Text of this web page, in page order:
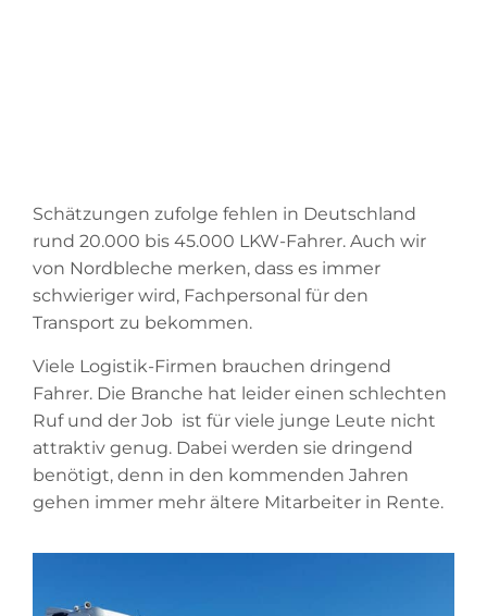
Schätzungen zufolge fehlen in Deutschland
rund 20.000 bis 45.000 LKW-Fahrer. Auch wir
von Nordbleche merken, dass es immer
schwieriger wird, Fachpersonal für den
Transport zu bekommen.
Viele Logistik-Firmen brauchen dringend
Fahrer. Die Branche hat leider einen schlechten
Ruf und der Job ist für viele junge Leute nicht
attraktiv genug. Dabei werden sie dringend
benötigt, denn in den kommenden Jahren
gehen immer mehr ältere Mitarbeiter in Rente.